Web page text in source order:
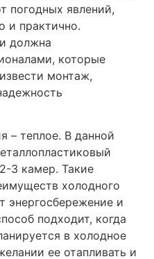
погодных явлений,
и практично.
должна
которые
монтаж,
– теплое. В данной
3 камер. Такие
холодного
энергосбережение и
подходит, когда
в холодное
ее отапливать и